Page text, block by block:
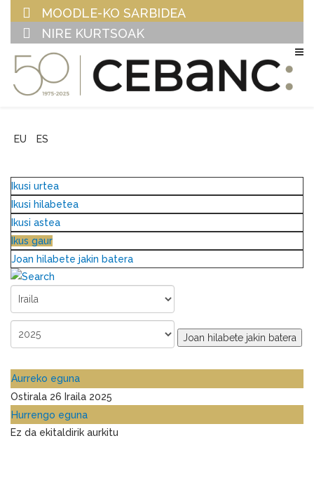
MOODLE-KO SARBIDEA
NIRE KURTSOAK
EU ES
Ikusi urtea
Ikusi hilabetea
Ikusi astea
Ikus gaur
Joan hilabete jakin batera
Joan hilabete jakin batera
Aurreko eguna
Ostirala 26 Iraila 2025
Hurrengo eguna
Ez da ekitaldirik aurkitu